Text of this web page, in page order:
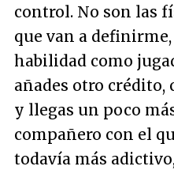
control. No son las
que van a
habilidad como
añades otro crédito,
y llegas un poco
compañero con el
todavía más